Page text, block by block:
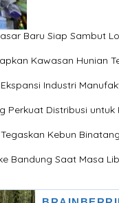
Baru Siap Sambut
Kawasan Hunian
Industri
Distribusi untuk
Kebun
Bandung Saat Masa